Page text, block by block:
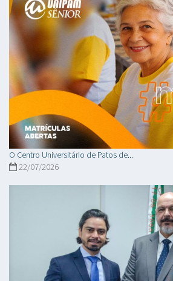
O Centro Universitário de Patos de...
22/07/2026